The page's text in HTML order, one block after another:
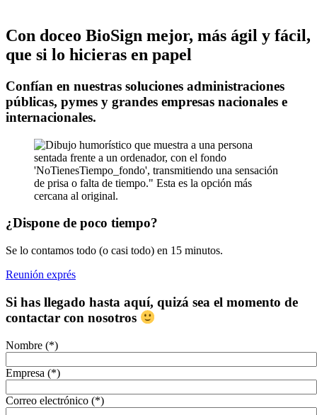
Con doceo BioSign mejor, más ágil y fácil,
que si lo hicieras en papel
Confían en nuestras soluciones administraciones
públicas, pymes y grandes empresas nacionales e
internacionales.
¿Dispone de poco tiempo?
Se lo contamos todo (o casi todo) en 15 minutos.
Reunión exprés
Si has llegado hasta aquí, quizá sea el momento de
contactar con nosotros
Nombre (*)
Empresa (*)
Correo electrónico (*)